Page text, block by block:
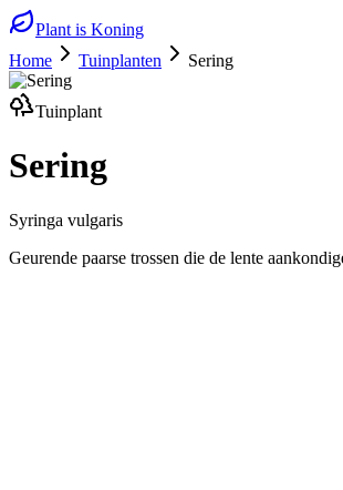
Plant is Koning
Home
Tuinplanten Sering
Tuinplant
Sering
Syringa vulgaris
Geurende paarse trossen die de lente